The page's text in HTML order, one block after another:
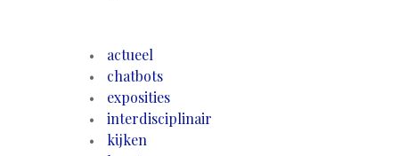
actueel
chatbots
exposities
interdisciplinair
kijken